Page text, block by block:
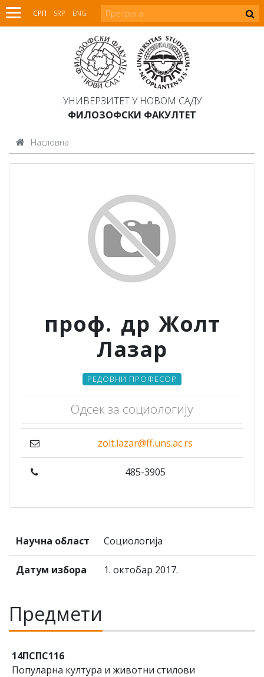
СРП SRP ENG
УНИВЕРЗИТЕТ У НОВОМ САДУ
ФИЛОЗОФСКИ ФАКУЛТЕТ
Насловна
проф. др Жолт
Лазар
РЕДОВНИ ПРОФЕСОР
Одсек за социологију
zolt.lazar@ff.uns.ac.rs
485-3905
Научна област Социологија
Датум избора 1. октобар 2017.
Предмети
14ПСПС116
Популарна култура и животни стилови